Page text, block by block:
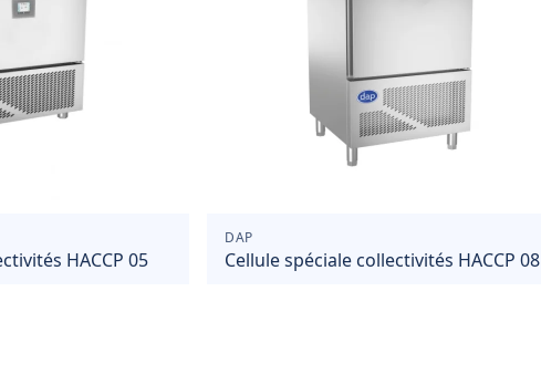
HACCP 05
DAP
Cellule spéciale collectivités HACCP 08